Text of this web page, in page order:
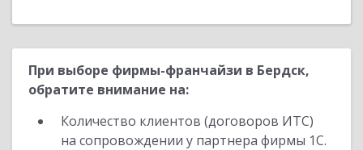
При выборе фирмы-франчайзи в Бердск,
обратите внимание на:
Количество клиентов (договоров ИТС)
на сопровождении у партнера фирмы 1С.